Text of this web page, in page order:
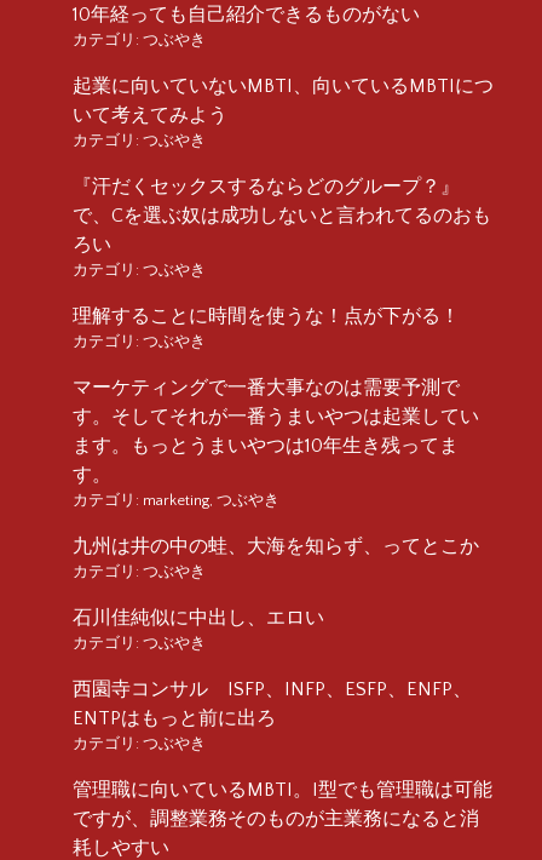
10年経っても自己紹介できるものがない
カテゴリ: つぶやき
起業に向いていないMBTI、向いているMBTIにつ
いて考えてみよう
カテゴリ: つぶやき
『汗だくセックスするならどのグループ？』
で、Cを選ぶ奴は成功しないと言われてるのおも
ろい
カテゴリ: つぶやき
理解することに時間を使うな！点が下がる！
カテゴリ: つぶやき
マーケティングで一番大事なのは需要予測で
す。そしてそれが一番うまいやつは起業してい
ます。もっとうまいやつは10年生き残ってま
す。
カテゴリ: marketing つぶやき
九州は井の中の蛙、大海を知らず、ってとこか
カテゴリ: つぶやき
石川佳純似に中出し、エロい
カテゴリ: つぶやき
西園寺コンサル ISFP、INFP、ESFP、ENFP、
ENTPはもっと前に出ろ
カテゴリ: つぶやき
管理職に向いているMBTI。I型でも管理職は可能
ですが、調整業務そのものが主業務になると消
耗しやすい